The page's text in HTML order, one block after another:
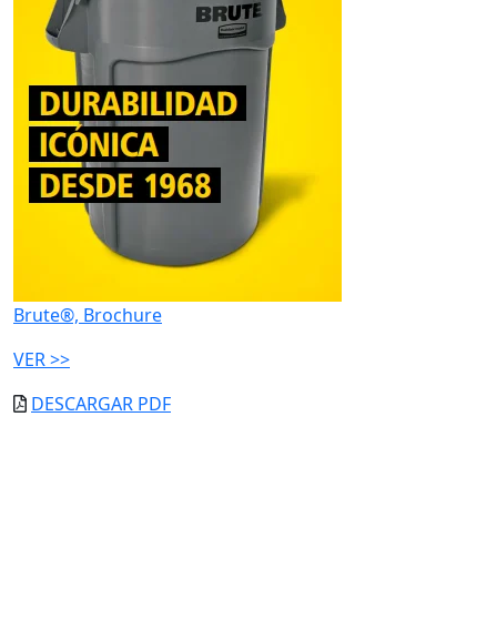
Brute®, Brochure
VER >>
DESCARGAR PDF